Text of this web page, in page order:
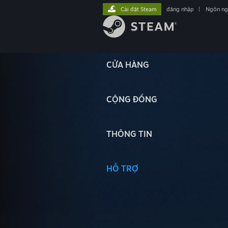
CỬA HÀNG
CỘNG ĐỒNG
THÔNG TIN
HỖ TRỢ
Cài đặt Steam đăng nhập Ngôn